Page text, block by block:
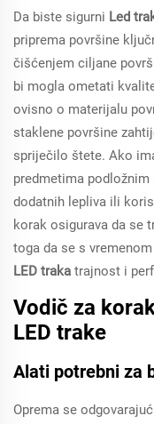
Da biste sigurni Led
priprema površine
čišćenjem ciljane
bi mogla ometati
ovisno o materijalu
staklene površine
spriječilo štete. Ako
predmetima
dodatnih lepliva ili
korak osigurava da se
toga da se s
LED traka trajnost i
Vodič za
LED trake
Alati potrebni za
Oprema se